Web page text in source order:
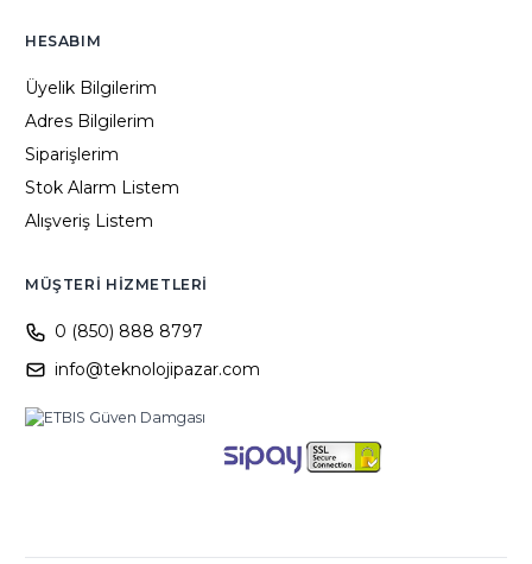
HESABIM
Üyelik Bilgilerim
Adres Bilgilerim
Siparişlerim
Stok Alarm Listem
Alışveriş Listem
MÜŞTERI HIZMETLERI
0 (850) 888 8797
info@teknolojipazar.com